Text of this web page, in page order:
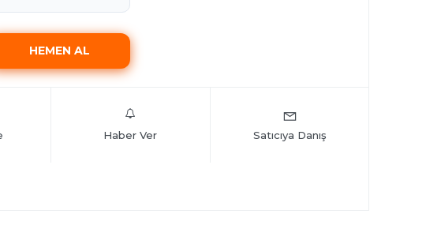
Haber Ver Satıcıya Danış